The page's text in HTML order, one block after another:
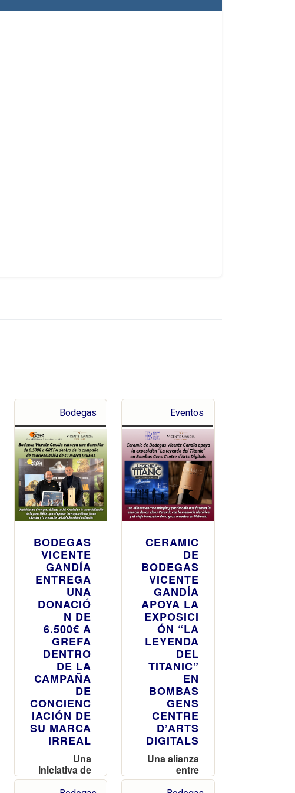
Bodegas
BODEGAS
VICENTE
GANDÍA
ENTREGA
UNA
DONACIÓ
N DE
6.500€ A
GREFA
DENTRO
DE LA
CAMPAÑA
DE
CONCIENC
IACIÓN DE
SU MARCA
IRREAL
Una
iniciativa de
responsabili
Eventos
CERAMIC
DE
BODEGAS
VICENTE
GANDÍA
APOYA LA
EXPOSICI
ÓN “LA
LEYENDA
DEL
TITANIC”
EN
BOMBAS
GENS
CENTRE
D’ARTS
DIGITALS
Una alianza
entre
enología y